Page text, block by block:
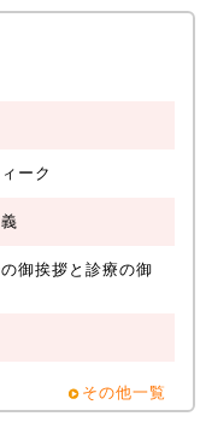
ーク
御挨拶と診療の御
その他一覧